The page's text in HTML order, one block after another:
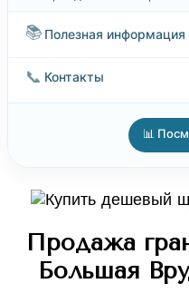
📚 Полезная информация
📞 Контакты
📊
Продажа
Большая